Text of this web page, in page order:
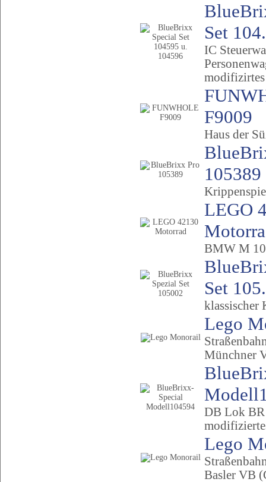
Set
IC
F9009
Haus der
105389
LEGO
BMW M
Set
klassischer
Lego
Münchner
DB Lok
Lego
Basler VB